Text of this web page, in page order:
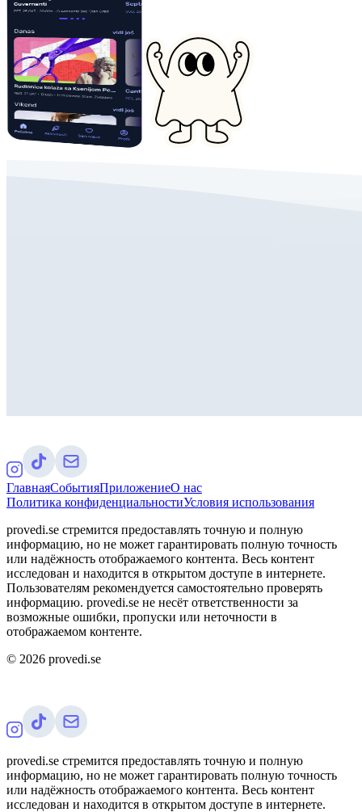
ГлавнаяСобытияПриложениеО нас
Политика конфиденциальностиУсловия использования
provedi.se стремится предоставлять точную и полную
информацию, но не может гарантировать полную точность
или надёжность отображаемого контента. Весь контент
исследован и находится в открытом доступе в интернете.
Пользователям рекомендуется самостоятельно проверять
информацию. provedi.se не несёт ответственности за
возможные ошибки, пропуски или неточности в
отображаемом контенте.
© 2026 provedi.se
provedi.se стремится предоставлять точную и полную
информацию, но не может гарантировать полную точность
или надёжность отображаемого контента. Весь контент
исследован и находится в открытом доступе в интернете.